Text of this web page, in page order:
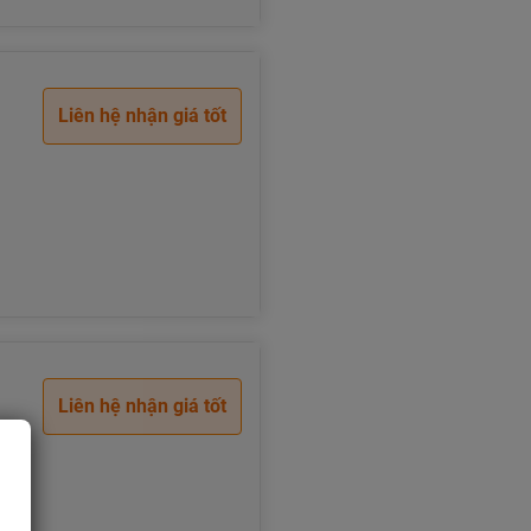
Liên hệ nhận giá tốt
Liên hệ nhận giá tốt